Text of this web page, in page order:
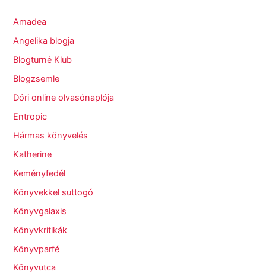
Amadea
Angelika blogja
Blogturné Klub
Blogzsemle
Dóri online olvasónaplója
Entropic
Hármas könyvelés
Katherine
Keményfedél
Könyvekkel suttogó
Könyvgalaxis
Könyvkritikák
Könyvparfé
Könyvutca